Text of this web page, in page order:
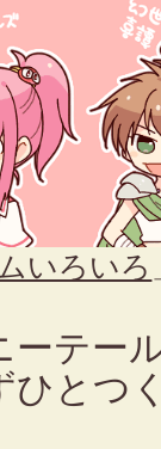
いろいろ
ーテー
ひとつ